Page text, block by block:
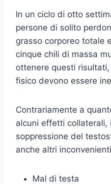
In un ciclo di otto
persone di solito
grasso corporeo totale
cinque chili di massa
ottenere questi risultati,
fisico devono essere
Contrariamente a
alcuni effetti collaterali,
soppressione del
anche altri
Mal di testa